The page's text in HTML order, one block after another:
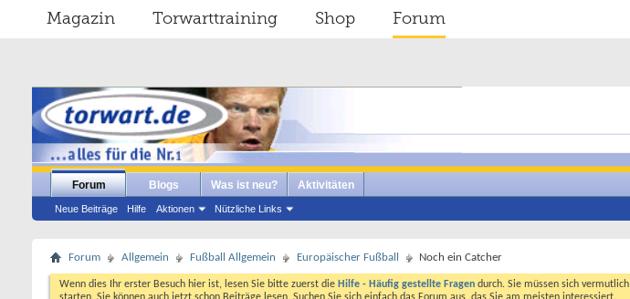
Magazin Torwarttraining Shop Forum
Forum
Neue Beiträge Hilfe Aktionen Nützliche Links
Blogs Was ist neu? Aktivitäten
Forum Allgemein Fußball Allgemein Europäischer Fußball Noch ein Catcher
Wenn dies Ihr erster Besuch hier ist, lesen Sie bitte zuerst die Hilfe - Häufig gestellte Fragen durch. Sie müssen sich vermutlich